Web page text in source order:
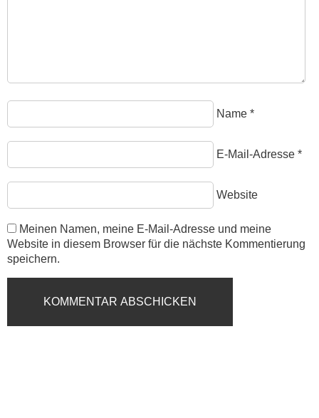
Name *
E-Mail-Adresse *
Website
Meinen Namen, meine E-Mail-Adresse und meine
Website in diesem Browser für die nächste Kommentierung
speichern.